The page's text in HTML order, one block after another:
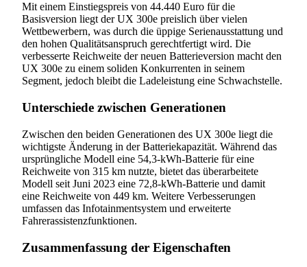
Mit einem Einstiegspreis von 44.440 Euro für die
Basisversion liegt der UX 300e preislich über vielen
Wettbewerbern, was durch die üppige Serienausstattung und
den hohen Qualitätsanspruch gerechtfertigt wird. Die
verbesserte Reichweite der neuen Batterieversion macht den
UX 300e zu einem soliden Konkurrenten in seinem
Segment, jedoch bleibt die Ladeleistung eine Schwachstelle.
Unterschiede zwischen Generationen
Zwischen den beiden Generationen des UX 300e liegt die
wichtigste Änderung in der Batteriekapazität. Während das
ursprüngliche Modell eine 54,3-kWh-Batterie für eine
Reichweite von 315 km nutzte, bietet das überarbeitete
Modell seit Juni 2023 eine 72,8-kWh-Batterie und damit
eine Reichweite von 449 km. Weitere Verbesserungen
umfassen das Infotainmentsystem und erweiterte
Fahrerassistenzfunktionen.
Zusammenfassung der Eigenschaften